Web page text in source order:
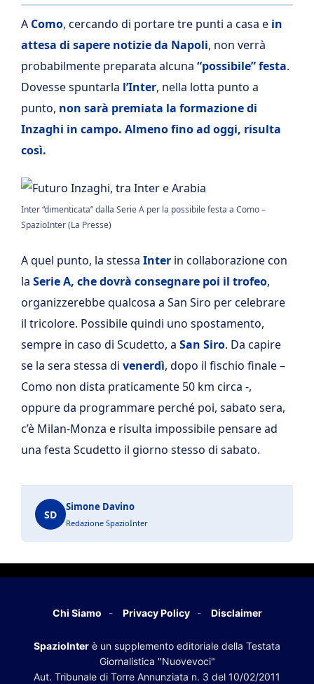
A Como, cercando di portare tre punti a casa e in
attesa di sapere notizie da Napoli, non verrà
probabilmente preparata alcuna “possibile” festa.
Dovesse spuntarla l’Inter, nella lotta punto a
punto, non sarà premiata la formazione di
Inzaghi in campo. Almeno fino ad oggi, risulta
così.
Inter “dimenticata” dalla Serie A per la possibile festa a Como –
SpazioInter (La Presse)
A quel punto, la stessa Inter in collaborazione con
la Serie A, che dovrà consegnare poi il trofeo,
organizzerebbe qualcosa a San Siro per celebrare
il tricolore. Possibile quindi uno spostamento,
sempre in caso di Scudetto, a San Siro. Da capire
se la sera stessa di venerdì, dopo il fischio finale –
Como non dista praticamente 50 km circa -,
oppure da programmare perché poi, sabato sera,
c’è Milan-Monza e risulta impossibile pensare ad
una festa Scudetto il giorno stesso di sabato.
SD
Simone Davino
Redazione SpazioInter
Chi Siamo Privacy Policy Disclaimer
SpazioInter è un supplemento editoriale della Testata
Giornalistica "Nuovevoci"
Aut. Tribunale di Torre Annunziata n. 3 del 10/02/2011